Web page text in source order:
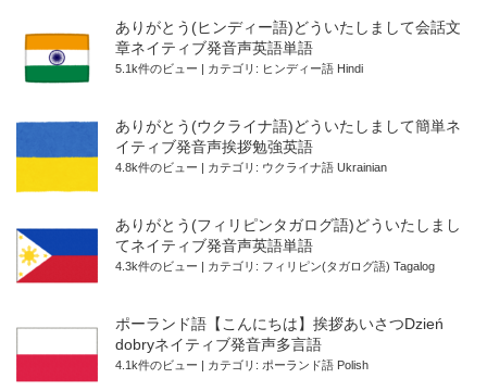
ありがとう(ヒンディー語)どういたしまして会話文
章ネイティブ発音声英語単語
5.1k件のビュー カテゴリ: ヒンディー語 Hindi
ありがとう(ウクライナ語)どういたしまして簡単ネ
イティブ発音声挨拶勉強英語
4.8k件のビュー カテゴリ: ウクライナ語 Ukrainian
ありがとう(フィリピンタガログ語)どういたしまし
てネイティブ発音声英語単語
4.3k件のビュー カテゴリ: フィリピン(タガログ語) Tagalog
ポーランド語【こんにちは】挨拶あいさつDzień
dobryネイティブ発音声多言語
4.1k件のビュー カテゴリ: ポーランド語 Polish